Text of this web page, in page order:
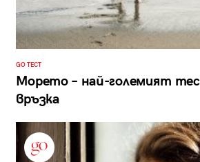
GO ТЕСТ
Морето – най-големият
връзка